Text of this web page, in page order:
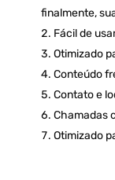
finalmente,
Fácil de
Otimizado
Conteúdo
Contato e
Chamadas
Otimizado